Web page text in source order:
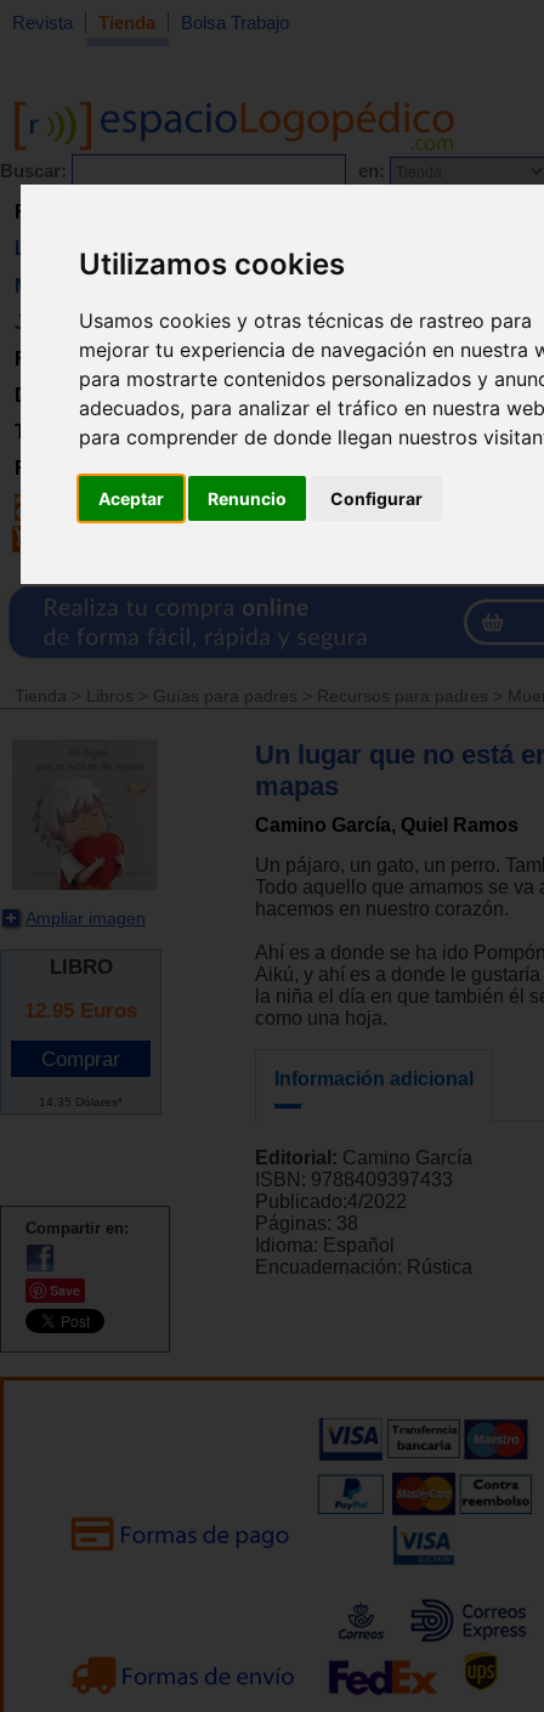
Utilizamos cookies
Usamos cookies y otras técnicas de rastreo para
mejorar tu experiencia de navegación en nuestra
para mostrarte contenidos personalizados y
adecuados, para analizar el tráfico en nuestra
para comprender de donde llegan nuestros
Aceptar Renuncio Configurar
Revista Tienda Bolsa Trabajo
Buscar: en:
Revista
Libros
Material
Juguetes
Formación
Directorio
Trabajo
Registro
Tienda > Libros > Guías para padres > Recursos para padres >
Ampliar imagen
LIBRO
12.95 Euros
14.35 Dólares*
Compartir en:
Save
Un lugar que no está
mapas
Camino García, Quiel Ramos
Un pájaro, un gato, un perro.
Todo aquello que amamos se
hacemos en nuestro corazón.
Ahí es a donde se ha ido
Aikú, y ahí es a donde le
la niña el día en que también él
como una hoja.
Información adicional
Editorial: Camino García
ISBN: 9788409397433
Publicado:4/2022
Páginas: 38
Idioma: Español
Encuadernación: Rústica